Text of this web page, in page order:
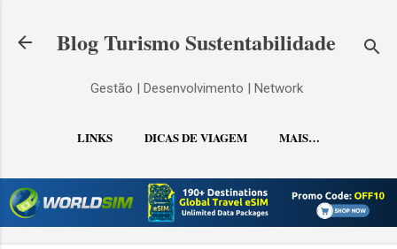
Blog Turismo Sustentabilidade
Gestão | Desenvolvimento | Network
LINKS DICAS DE VIAGEM MAIS…
CONTATO